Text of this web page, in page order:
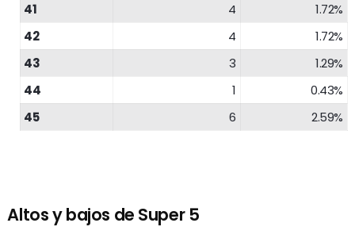
41
4
1.72%
42
4
1.72%
43
3
1.29%
44
1
0.43%
45
6 2.59%
Altos y bajos de Super 5